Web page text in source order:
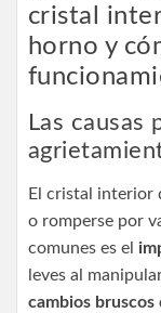
cristal
horno y
Las causas
El cristal interior
o romperse por
comunes es el
leves al
cambios